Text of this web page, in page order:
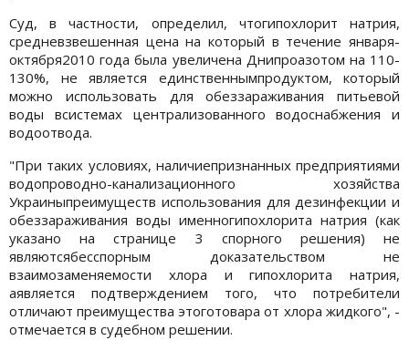
Суд, в частности, определил, чтогипохлорит натрия,
средневзвешенная цена на который в течение января-
октября2010 года была увеличена Днипроазотом на 110-
130%, не является единственнымпродуктом, который
можно использовать для обеззараживания питьевой
воды всистемах централизованного водоснабжения и
водоотвода.
"При таких условиях, наличиепризнанных предприятиями
водопроводно-канализационного хозяйства
Украиныпреимуществ использования для дезинфекции и
обеззараживания воды именногипохлорита натрия (как
указано на странице 3 спорного решения) не
являютсябесспорным доказательством не
взаимозаменяемости хлора и гипохлорита натрия,
аявляется подтверждением того, что потребители
отличают преимущества этоготовара от хлора жидкого", -
отмечается в судебном решении.